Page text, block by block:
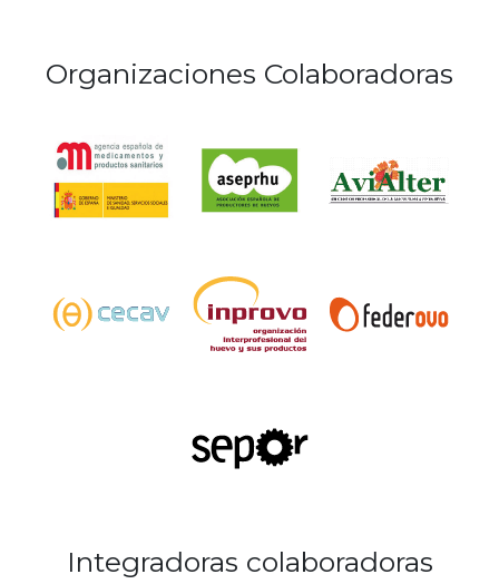
Organizaciones Colaboradoras
Integradoras colaboradoras